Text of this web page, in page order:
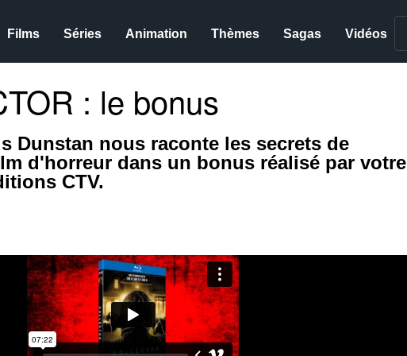
Films Séries Animation Thèmes Sagas Vidéos
: le bonus
Dunstan nous raconte les secrets de
d'horreur dans un bonus réalisé par votre
CTV.